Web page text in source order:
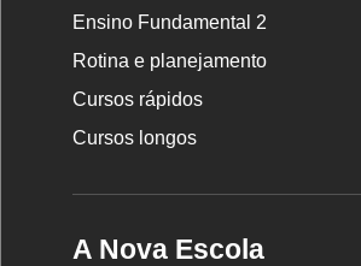
Ensino Fundamental 2
Rotina e planejamento
Cursos rápidos
Cursos longos
A Nova Escola